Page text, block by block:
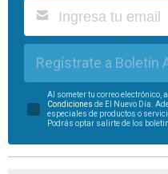
Regístrate a Boletín
Al someter tu correo electrónico,
Condiciones de El Nuevo Día.
especiales de productos o
Podrás optar salirte de los